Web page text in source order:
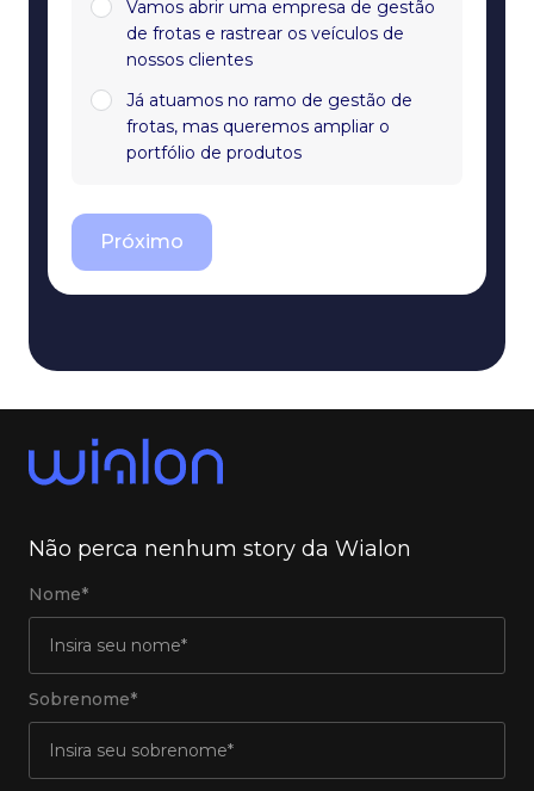
Vamos abrir uma empresa de gestão
de frotas e rastrear os veículos de
nossos clientes
Já atuamos no ramo de gestão de
frotas, mas queremos ampliar o
portfólio de produtos
Próximo
Não perca nenhum story da Wialon
Nome*
Sobrenome*